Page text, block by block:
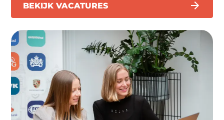
BEKIJK VACATURES